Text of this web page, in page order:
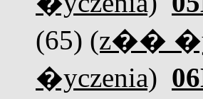
(65) (z��
�yczenia)